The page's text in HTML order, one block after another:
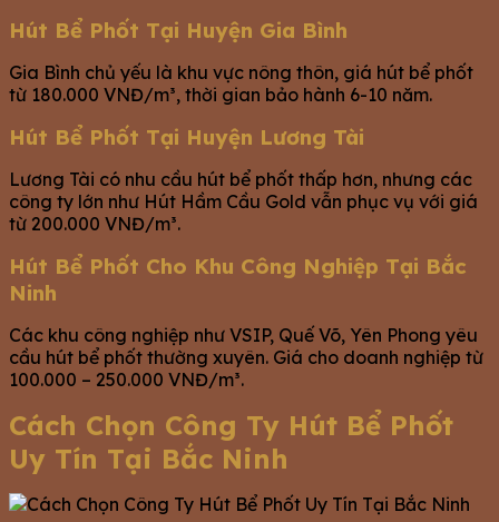
Hút Bể Phốt Tại Huyện Gia Bình
Gia Bình chủ yếu là khu vực nông thôn, giá hút bể phốt
từ 180.000 VNĐ/m³, thời gian bảo hành 6-10 năm.
Hút Bể Phốt Tại Huyện Lương Tài
Lương Tài có nhu cầu hút bể phốt thấp hơn, nhưng các
công ty lớn như Hút Hầm Cầu Gold vẫn phục vụ với giá
từ 200.000 VNĐ/m³.
Hút Bể Phốt Cho Khu Công Nghiệp Tại Bắc
Ninh
Các khu công nghiệp như VSIP, Quế Võ, Yên Phong yêu
cầu hút bể phốt thường xuyên. Giá cho doanh nghiệp từ
100.000 – 250.000 VNĐ/m³.
Cách Chọn Công Ty Hút Bể Phốt
Uy Tín Tại Bắc Ninh